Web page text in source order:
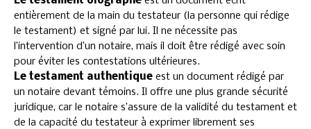
entièrement de la main du testateur (la personne qui rédige
le testament) et signé par lui. Il ne nécessite pas
l’intervention d’un notaire, mais il doit être rédigé avec soin
pour éviter les contestations ultérieures.
Le testament authentique est un document rédigé par
un notaire devant témoins. Il offre une plus grande sécurité
juridique, car le notaire s’assure de la validité du testament et
de la capacité du testateur à exprimer librement ses